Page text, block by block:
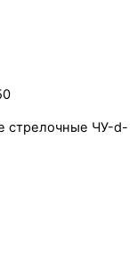
стрелочные ЧУ-d-